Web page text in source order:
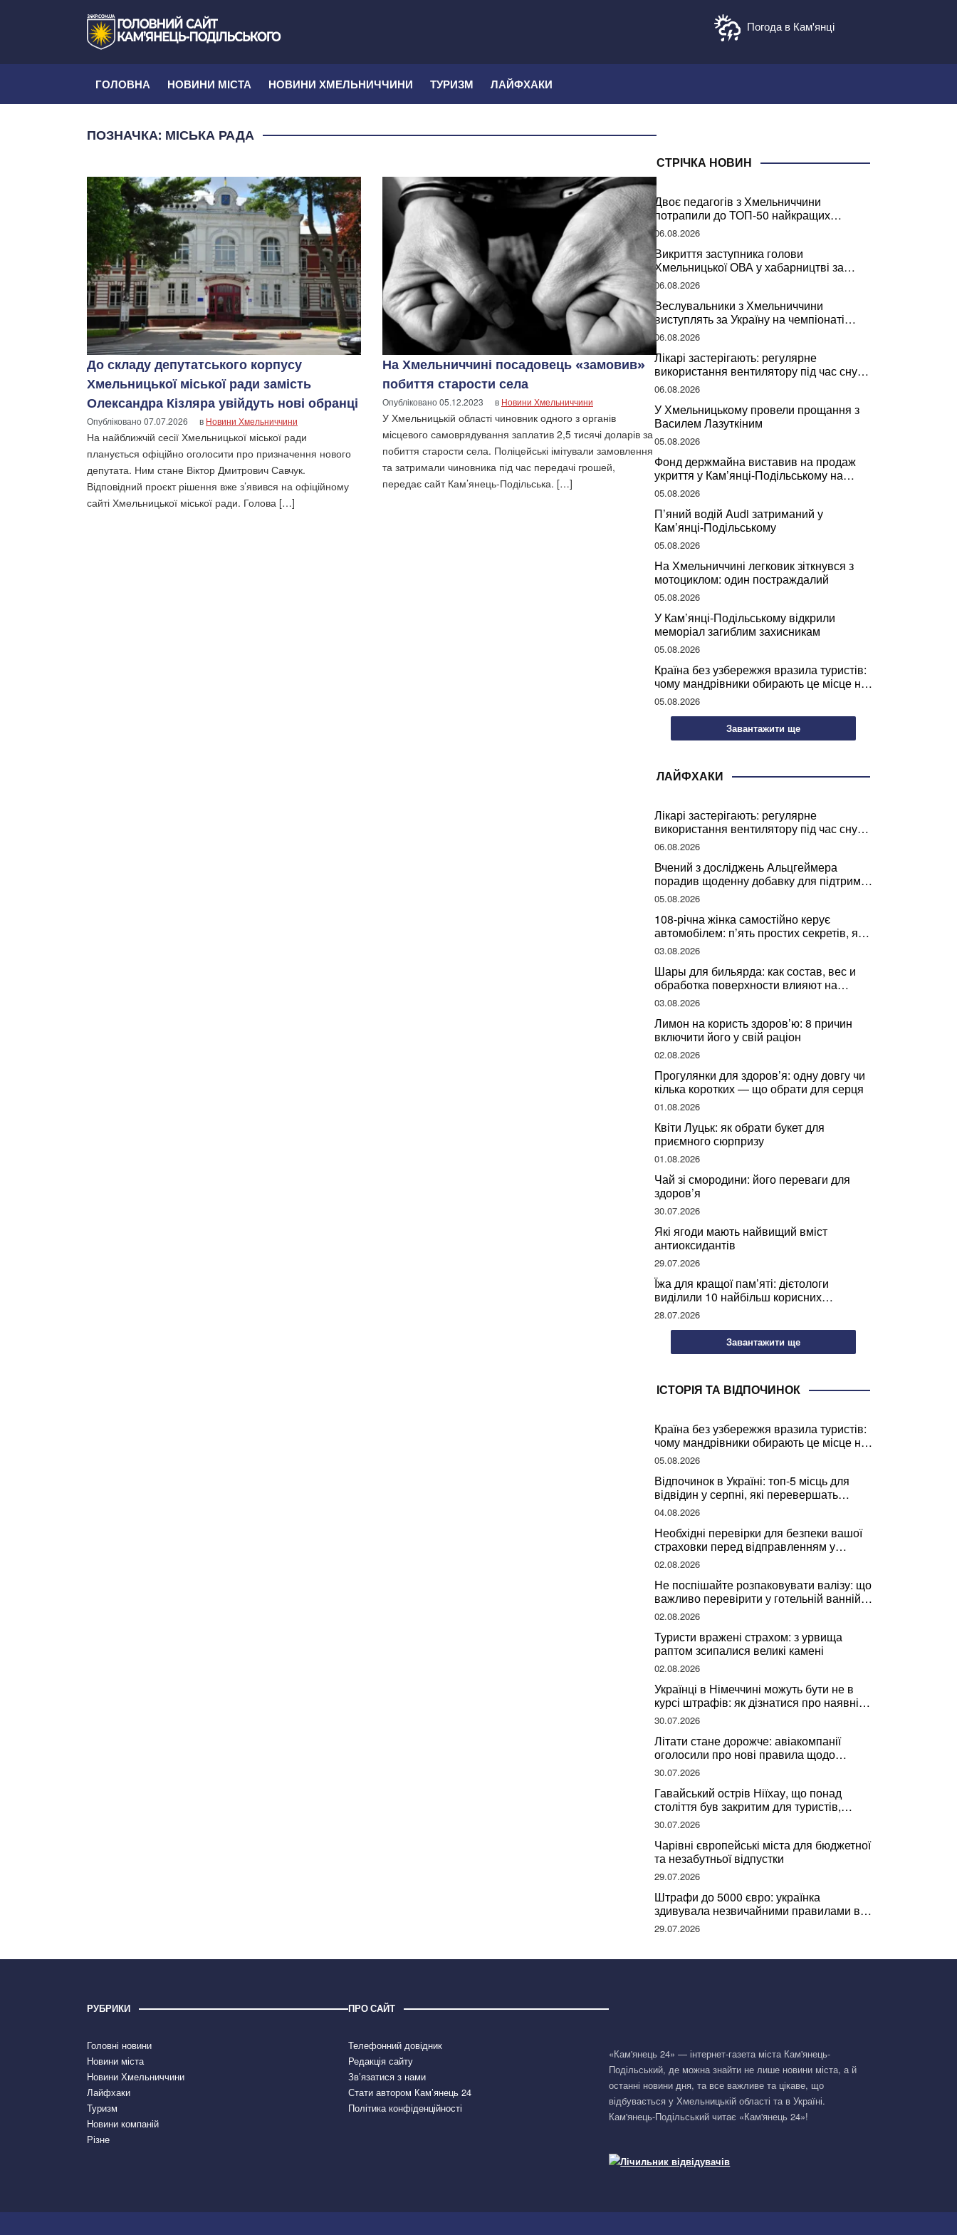
Погода в Кам'янці
ГОЛОВНА НОВИНИ МІСТА НОВИНИ ХМЕЛЬНИЧЧИНИ ТУРИЗМ ЛАЙФХАКИ
ПОЗНАЧКА: МІСЬКА РАДА
До складу депутатського корпусу
Хмельницької міської ради замість
Олександра Кізляра увійдуть нові обранці
Опубліковано07.07.2026 в Новини Хмельниччини
На найближчій сесії Хмельницької міської ради
планується офіційно оголосити про призначення нового
депутата. Ним стане Віктор Дмитрович Савчук.
Відповідний проєкт рішення вже з’явився на офіційному
сайті Хмельницької міської ради. Голова […]
На Хмельниччині посадовець «замовив»
побиття старости села
Опубліковано05.12.2023 в Новини Хмельниччини
У Хмельницькій області чиновник одного з органів
місцевого самоврядування заплатив 2,5 тисячі доларів за
побиття старости села. Поліцейські імітували замовлення
та затримали чиновника під час передачі грошей,
передає сайт Кам’янець-Подільська. […]
СТРІЧКА НОВИН
Двоє педагогів з Хмельниччини
потрапили до ТОП-50 найкращих
учителів України
06.08.2026
Викриття заступника голови
Хмельницької ОВА у хабарництві за
підписання контрактів на ремонт доріг
06.08.2026
Веслувальники з Хмельниччини
виступлять за Україну на чемпіонаті
світу
06.08.2026
Лікарі застерігають: регулярне
використання вентилятору під час сну
може негативно вплинути на ваше
здоров’я
06.08.2026
У Хмельницькому провели прощання з
Василем Лазуткіним
05.08.2026
Фонд держмайна виставив на продаж
укриття у Кам’янці-Подільському на
Хмельниччині
05.08.2026
П’яний водій Audi затриманий у
Кам’янці-Подільському
05.08.2026
На Хмельниччині легковик зіткнувся з
мотоциклом: один постраждалий
05.08.2026
У Кам’янці-Подільському відкрили
меморіал загиблим захисникам
05.08.2026
Країна без узбережжя вразила туристів:
чому мандрівники обирають це місце на
відпочинок
05.08.2026
Завантажити ще
ЛАЙФХАКИ
Лікарі застерігають: регулярне
використання вентилятору під час сну
може негативно вплинути на ваше
здоров’я
06.08.2026
Вчений з досліджень Альцгеймера
порадив щоденну добавку для підтримки
мозкової діяльності
05.08.2026
108-річна жінка самостійно керує
автомобілем: п’ять простих секретів, які
допомогли їй дожити до століття
03.08.2026
Шары для бильярда: как состав, вес и
обработка поверхности влияют на
динамику игры
03.08.2026
Лимон на користь здоров’ю: 8 причин
включити його у свій раціон
02.08.2026
Прогулянки для здоров’я: одну довгу чи
кілька коротких — що обрати для серця
01.08.2026
Квіти Луцьк: як обрати букет для
приємного сюрпризу
01.08.2026
Чай зі смородини: його переваги для
здоров’я
30.07.2026
Які ягоди мають найвищий вміст
антиоксидантів
29.07.2026
Їжа для кращої пам’яті: дієтологи
виділили 10 найбільш корисних
продуктів
28.07.2026
Завантажити ще
ІСТОРІЯ ТА ВІДПОЧИНОК
Країна без узбережжя вразила туристів:
чому мандрівники обирають це місце на
відпочинок
05.08.2026
Відпочинок в Україні: топ-5 місць для
відвідин у серпні, які перевершать
закордонні враження
04.08.2026
Необхідні перевірки для безпеки вашої
страховки перед відправленням у
подорож
02.08.2026
Не поспішайте розпаковувати валізу: що
важливо перевірити у готельній ванній
за словами досвідченої мандрівниці
02.08.2026
Туристи вражені страхом: з урвища
раптом зсипалися великі камені
02.08.2026
Українці в Німеччині можуть бути не в
курсі штрафів: як дізнатися про наявні
борги
30.07.2026
Літати стане дорожче: авіакомпанії
оголосили про нові правила щодо
вибору місць
30.07.2026
Гавайський острів Ніїхау, що понад
століття був закритим для туристів,
починає приймати перших відвідувачів
30.07.2026
Чарівні європейські міста для бюджетної
та незабутньої відпустки
29.07.2026
Штрафи до 5000 євро: українка
здивувала незвичайними правилами в
Німеччині та поділилася правдою
29.07.2026
РУБРИКИ
Головні новини
Новини міста
Новини Хмельниччини
Лайфхаки
Туризм
Новини компаній
Різне
ПРО САЙТ
Телефонний довідник
Редакція сайту
Зв’язатися з нами
Стати автором Кам’янець 24
Політика конфіденційності
«Кам'янець 24» — інтернет-газета міста Кам'янець-
Подільський, де можна знайти не лише новини міста, а й
останні новини дня, та все важливе та цікаве, що
відбувається у Хмельницькій області та в Україні.
Кам'янець-Подільський читає «Кам'янець 24»!